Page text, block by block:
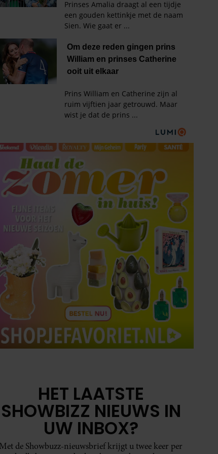
HET LAATSTE
SHOWBIZZ NIEUWS IN
UW INBOX?
Met de Showbuzz-nieuwsbrief krijgt u twee keer per